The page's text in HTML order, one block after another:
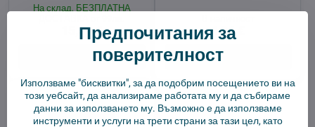
На склад, БЕЗПЛАТНА
15,51 €
Добави в количката
1,94 €
Добави в количката
Предпочитания за
поверителност
Използваме "бисквитки", за да подобрим посещението ви на
този уебсайт, да анализираме работата му и да събираме
данни за използването му. Възможно е да използваме
инструменти и услуги на трети страни за тази цел, като